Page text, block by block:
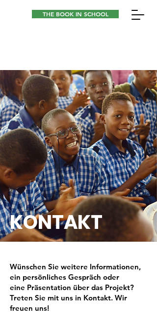
THE BOOK IN SCHOOL
KONTAKT
Wünschen Sie weitere Informationen,
ein persönliches Gespräch oder
eine Präsentation über das Projekt?
Treten Sie mit uns in Kontakt. Wir
freuen uns!